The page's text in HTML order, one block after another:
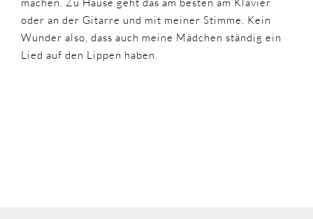
oder an der Gitarre und mit meiner Stimme. Kein
Wunder also, dass auch meine Mädchen ständig ein
Lied auf den Lippen haben.